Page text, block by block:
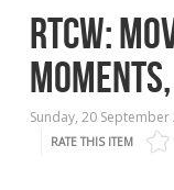
RTCW:
Sunday, 20 September
RATE THIS ITEM